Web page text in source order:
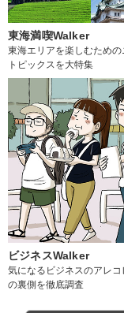
東海満喫Walker
東海エリアを楽しむため
トピックスを大特集
ビジネスWalker
気になるビジネスのアレコ
の裏側を徹底調査